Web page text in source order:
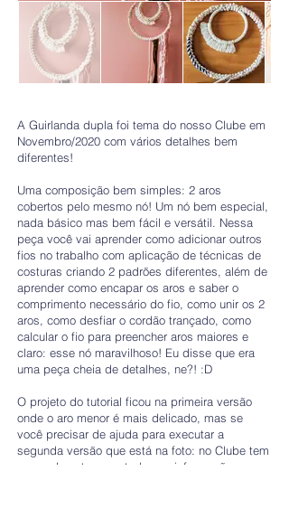
A Guirlanda dupla foi tema do nosso Clube em
Novembro/2020 com vários detalhes bem
diferentes!
Uma composição bem simples: 2 aros
cobertos pelo mesmo nó! Um nó bem especial,
nada básico mas bem fácil e versátil. Nessa
peça você vai aprender como adicionar outros
fios no trabalho com aplicação de técnicas de
costuras criando 2 padrões diferentes, além de
aprender como encapar os aros e saber o
comprimento necessário do fio, como unir os 2
aros, como desfiar o cordão trançado, como
calcular o fio para preencher aros maiores e
claro: esse nó maravilhoso! Eu disse que era
uma peça cheia de detalhes, ne?! :D
O projeto do tutorial ficou na primeira versão
onde o aro menor é mais delicado, mas se
você precisar de ajuda para executar a
segunda versão que está na foto: no Clube tem
uma aula extra com todas as informações para